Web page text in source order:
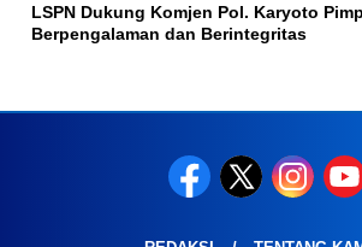
LSPN Dukung Komjen Pol. Karyoto
Berpengalaman dan Berintegritas